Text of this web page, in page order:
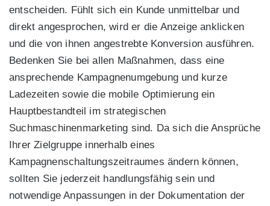
entscheiden. Fühlt sich ein Kunde unmittelbar und
direkt angesprochen, wird er die Anzeige anklicken
und die von ihnen angestrebte Konversion ausführen.
Bedenken Sie bei allen Maßnahmen, dass eine
ansprechende Kampagnenumgebung und kurze
Ladezeiten sowie die mobile Optimierung ein
Hauptbestandteil im strategischen
Suchmaschinenmarketing sind. Da sich die Ansprüche
Ihrer Zielgruppe innerhalb eines
Kampagnenschaltungszeitraumes ändern können,
sollten Sie jederzeit handlungsfähig sein und
notwendige Anpassungen in der Dokumentation der